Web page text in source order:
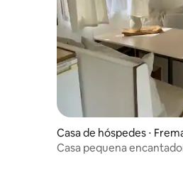
Casa de hóspedes ⋅
le
Casa pequena